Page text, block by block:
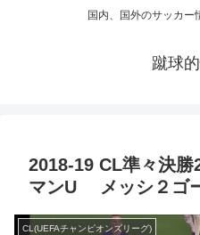
国内、国外のサッカー
蹴球
2018-19 CL準々決
マンU メッシ２ゴ
CL(UEFAチャンピオンズリーグ)